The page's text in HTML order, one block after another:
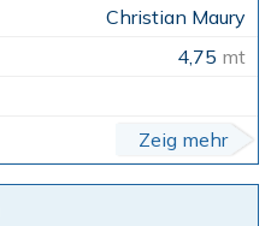
Christian Maury
4,75 mt
Zeig mehr